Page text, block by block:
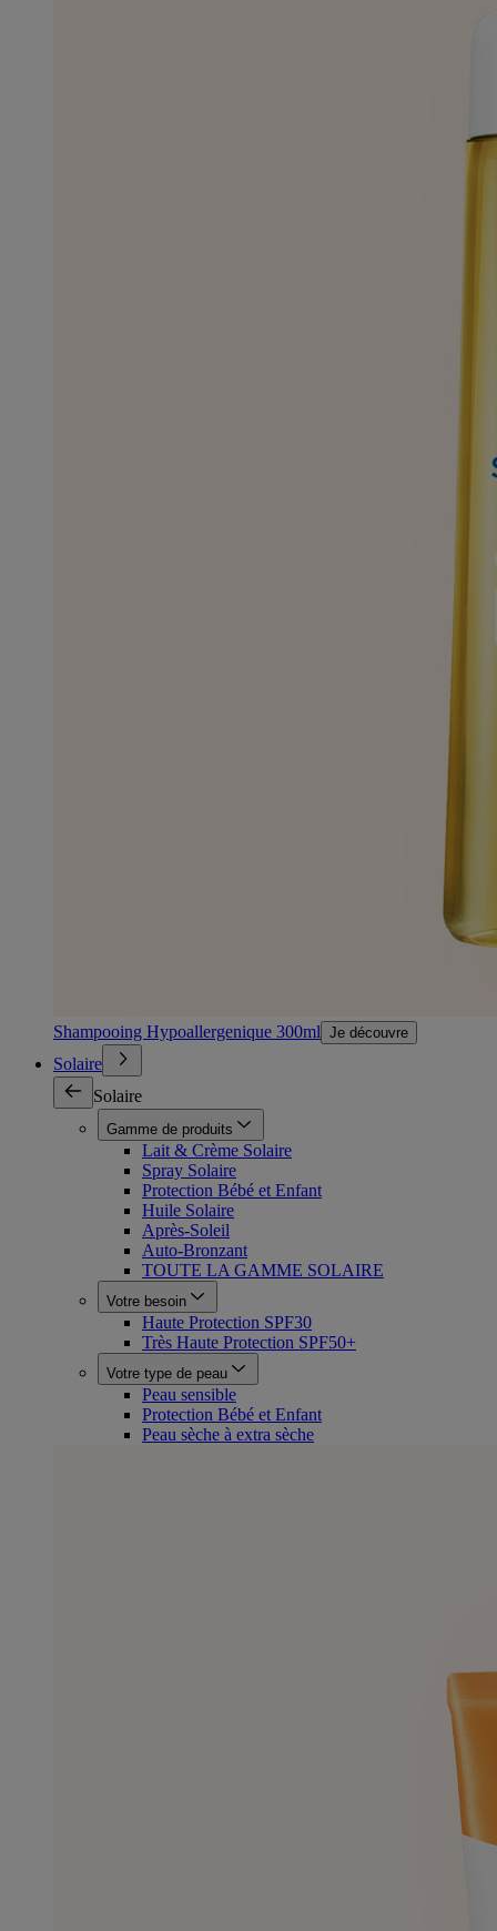
Shampooing Hypoallergenique 300ml Je découvre
Solaire
Solaire
Gamme de produits
Lait & Crème Solaire
Spray Solaire
Protection Bébé et Enfant
Huile Solaire
Après-Soleil
Auto-Bronzant
TOUTE LA GAMME SOLAIRE
Votre besoin
Haute Protection SPF30
Très Haute Protection SPF50+
Votre type de peau
Peau sensible
Protection Bébé et Enfant
Peau sèche à extra sèche